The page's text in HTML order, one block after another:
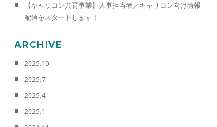
【キャリコン共育事業】人事担当者／キャリコン向け情報
配信をスタートします！
ARCHIVE
2025.10
2025.7
2025.4
2025.1